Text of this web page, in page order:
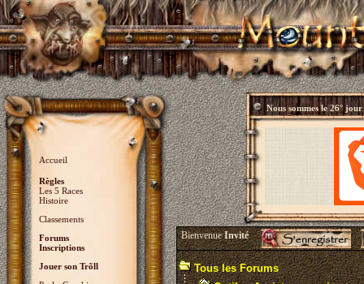
Accueil
Règles
Les 5 Races
Histoire
Classements
Forums
Inscriptions
Jouer son Trõll
Nous sommes le26° jour
BienvenueInvité
Tous les Forums